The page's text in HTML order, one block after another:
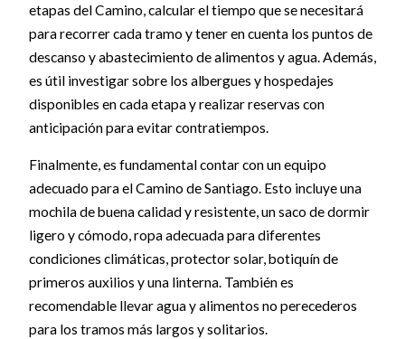
etapas del Camino, calcular el tiempo que se necesitará
para recorrer cada tramo y tener en cuenta los puntos de
descanso y abastecimiento de alimentos y agua. Además,
es útil investigar sobre los albergues y hospedajes
disponibles en cada etapa y realizar reservas con
anticipación para evitar contratiempos.
Finalmente, es fundamental contar con un equipo
adecuado para el Camino de Santiago. Esto incluye una
mochila de buena calidad y resistente, un saco de dormir
ligero y cómodo, ropa adecuada para diferentes
condiciones climáticas, protector solar, botiquín de
primeros auxilios y una linterna. También es
recomendable llevar agua y alimentos no perecederos
para los tramos más largos y solitarios.